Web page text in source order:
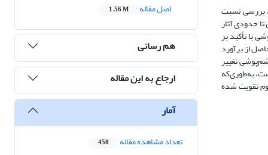
بررسی نسبت
حدودی آثار
با تأکید بر
از برآورد
چشم‌پوشی تغییر
به‌طوری‌که
تقویت شده
اصل مقاله
1.56 M
هم رسانی
ارجاع به این مقاله
آمار
تعداد مشاهده مقاله 450